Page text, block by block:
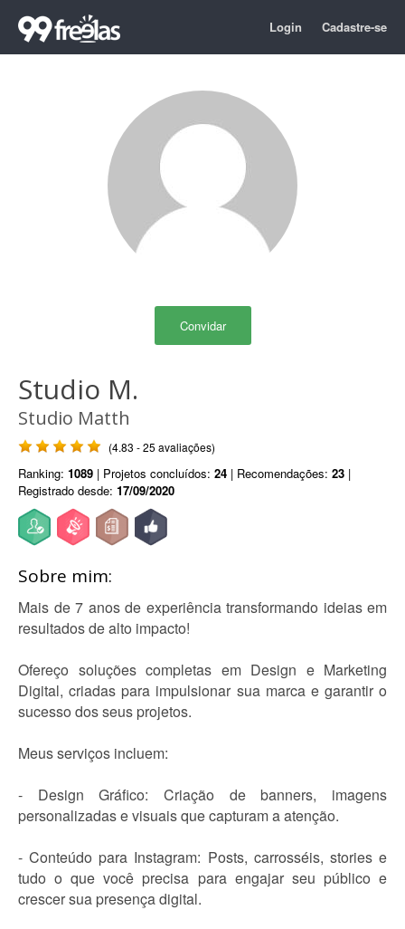
Login Cadastre-se
Convidar
Studio M.
Studio Matth
(4.83 - 25 avaliações)
Ranking: 1089 | Projetos concluídos: 24 | Recomendações: 23 |
Registrado desde: 17/09/2020
Sobre mim:
Mais de 7 anos de experiência transformando ideias em
resultados de alto impacto!
Ofereço soluções completas em Design e Marketing
Digital, criadas para impulsionar sua marca e garantir o
sucesso dos seus projetos.
Meus serviços incluem:
- Design Gráfico: Criação de banners, imagens
personalizadas e visuais que capturam a atenção.
- Conteúdo para Instagram: Posts, carrosséis, stories e
tudo o que você precisa para engajar seu público e
crescer sua presença digital.